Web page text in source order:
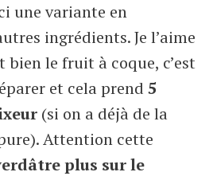
une variante en
ingrédients. Je l’aime
bien le fruit à coque, c’est
et cela prend 5
(si on a déjà de la
Attention cette
plus sur le